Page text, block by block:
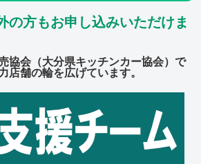
の方もお申し込みいただけま
協会（大分県キッチンカー協会）で
店舗の輪を広げています。